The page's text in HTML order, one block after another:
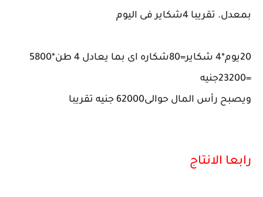
بمعدل. تقريبا 4شكاير فى اليوم
20يوم*4 شكاير=80شكاره اى بما يعادل 4 طن*5800
=23200جنيه
ويصبح رأس المال حوالى62000 جنيه تقريبا
رابعا الانتاج